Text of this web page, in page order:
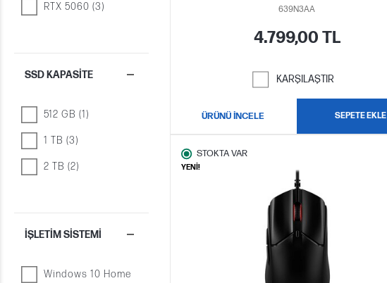
RTX 5060 (3)
SSD KAPASITE
512 GB (1)
1 TB (3)
2 TB (2)
İŞLETIM SISTEMI
Windows 10 Home
639N3AA
4.799,00 TL
KARŞILAŞTIR
ÜRÜNÜ İNCELE SEPETE EKLE
STOKTA VAR
YENİ!